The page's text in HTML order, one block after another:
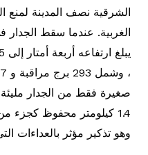
الشرقية نصف المدينة لمنع
صغيرة فقط من الجدار
1.4 كيلومتر محفوظ كجزء
وهو تذكير مؤثر بالعداءات